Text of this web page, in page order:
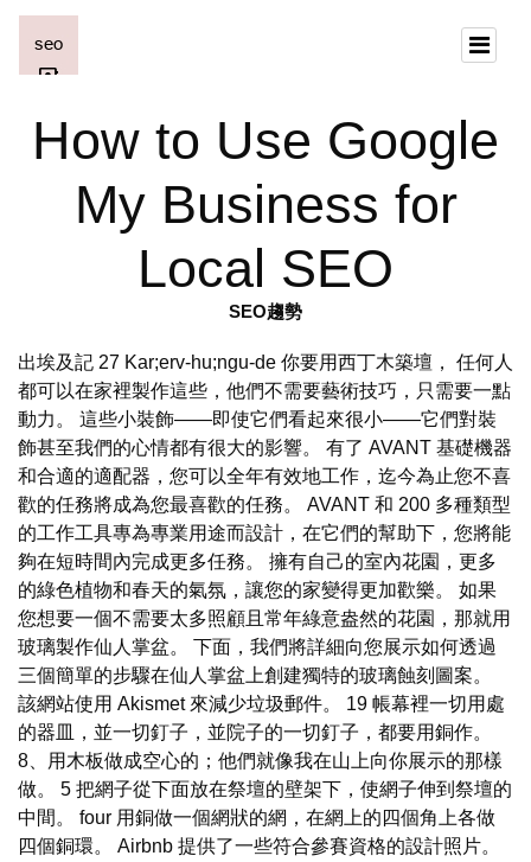
How to Use Google
My Business for
Local SEO
SEO趨勢
出埃及記 27 Kar;erv-hu;ngu-de 你要用西丁木築壇， 任何人
都可以在家裡製作這些，他們不需要藝術技巧，只需要一點
動力。 這些小裝飾——即使它們看起來很小——它們對裝
飾甚至我們的心情都有很大的影響。 有了 AVANT 基礎機器
和合適的適配器，您可以全年有效地工作，迄今為止您不喜
歡的任務將成為您最喜歡的任務。 AVANT 和 200 多種類型
的工作工具專為專業用途而設計，在它們的幫助下，您將能
夠在短時間內完成更多任務。 擁有自己的室內花園，更多
的綠色植物和春天的氣氛，讓您的家變得更加歡樂。 如果
您想要一個不需要太多照顧且常年綠意盎然的花園，那就用
玻璃製作仙人掌盆。 下面，我們將詳細向您展示如何透過
三個簡單的步驟在仙人掌盆上創建獨特的玻璃蝕刻圖案。
該網站使用 Akismet 來減少垃圾郵件。 19 帳幕裡一切用處
的器皿，並一切釘子，並院子的一切釘子，都要用銅作。
8、用木板做成空心的；他們就像我在山上向你展示的那樣
做。 5 把網子從下面放在祭壇的壁架下，使網子伸到祭壇的
中間。 four 用銅做一個網狀的網，在網上的四個角上各做
四個銅環。 Airbnb 提供了一些符合參賽資格的設計照片。